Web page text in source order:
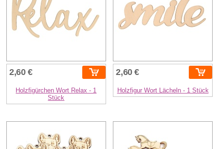
2,60 €
Holzfigürchen Wort Relax - 1
Stück
2,60 €
Holzfigur Wort Lächeln - 1 Stück